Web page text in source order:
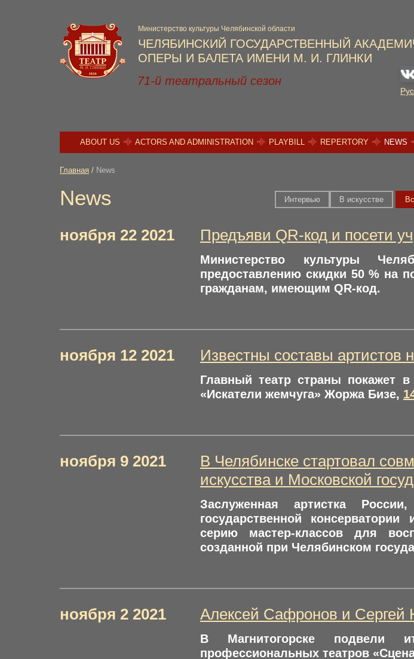
ЧЕЛЯБИНСКИЙ ГОСУДАРСТВЕННЫЙ
ОПЕРЫ И БАЛЕТА ИМЕНИ М. И. ГЛИНКИ
Министерство культуры Челябинской области
71-й театральный сезон
ABOUT US ACTORS AND ADMINISTRATION PLAYBILL REPERTORY NEWS
Главная / News
News Интервью В искусстве
ноября 22 2021 Предъяви QR-код и посети
Министерство культуры
предоставлению скидки 50 % на
гражданам, имеющим QR-код.
ноября 12 2021 Известны составы артистов
Главный театр страны покажет
«Искатели жемчуга» Жоржа Бизе,
ноября 9 2021
В Челябинске стартовал
искусства и Московской
Заслуженная артистка
государственной
серию мастер-классов для
созданной при Челябинском
ноября 2 2021 Алексей Сафронов и Сергей
В Магнитогорске подвели
профессиональных театров